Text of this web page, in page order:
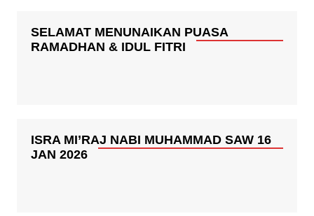
SELAMAT MENUNAIKAN PUASA
RAMADHAN & IDUL FITRI
ISRA MI’RAJ NABI MUHAMMAD SAW 16
JAN 2026